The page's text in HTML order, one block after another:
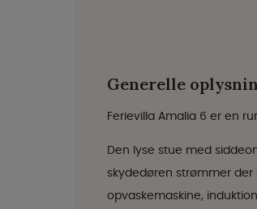
Generelle
Ferievilla Amalia 6 er en
Den lyse stue med
skydedøren strømmer
opvaskemaskine,